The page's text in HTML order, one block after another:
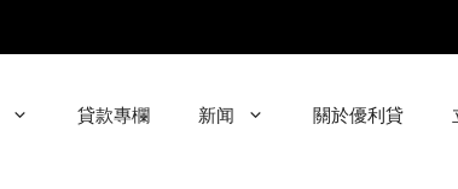
貸款專欄 新闻 關於優利貸